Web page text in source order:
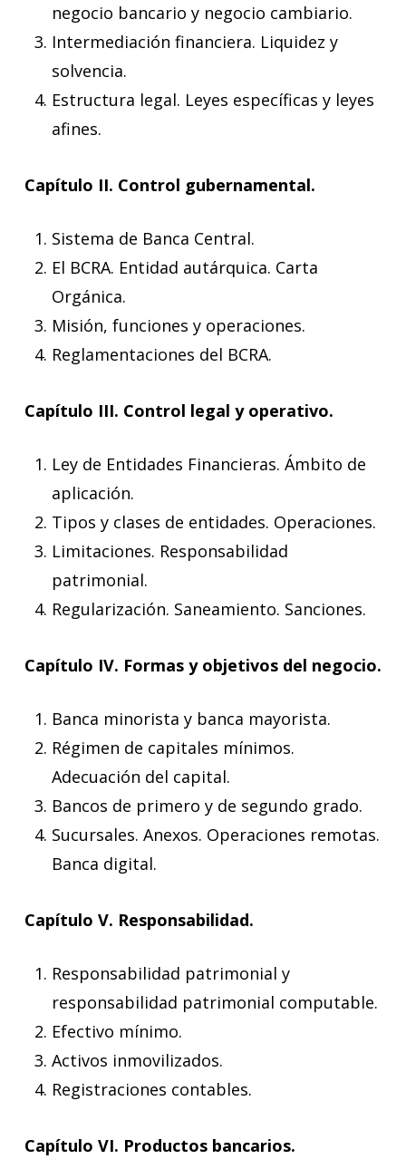
negocio bancario y negocio cambiario.
Intermediación financiera. Liquidez y
solvencia.
Estructura legal. Leyes específicas y leyes
afines.
Capítulo II. Control gubernamental.
Sistema de Banca Central.
El BCRA. Entidad autárquica. Carta
Orgánica.
Misión, funciones y operaciones.
Reglamentaciones del BCRA.
Capítulo III. Control legal y operativo.
Ley de Entidades Financieras. Ámbito de
aplicación.
Tipos y clases de entidades. Operaciones.
Limitaciones. Responsabilidad
patrimonial.
Regularización. Saneamiento. Sanciones.
Capítulo IV. Formas y objetivos del negocio.
Banca minorista y banca mayorista.
Régimen de capitales mínimos.
Adecuación del capital.
Bancos de primero y de segundo grado.
Sucursales. Anexos. Operaciones remotas.
Banca digital.
Capítulo V. Responsabilidad.
Responsabilidad patrimonial y
responsabilidad patrimonial computable.
Efectivo mínimo.
Activos inmovilizados.
Registraciones contables.
Capítulo VI. Productos bancarios.